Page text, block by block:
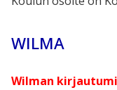
WILMA
Wilman